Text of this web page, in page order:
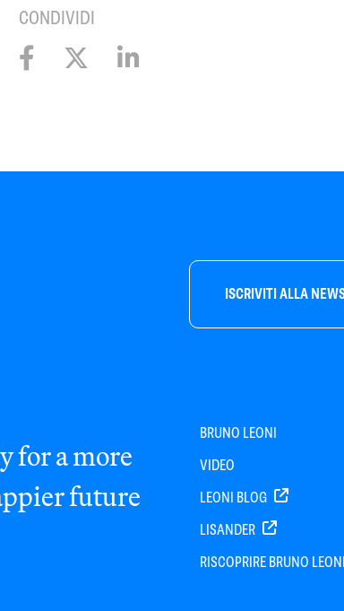
CONDIVIDI
ISCRIVITI ALLA
for a more
future
BRUNO LEONI
VIDEO
LEONI BLOG
LISANDER
RISCOPRIRE BRUNO LEONI